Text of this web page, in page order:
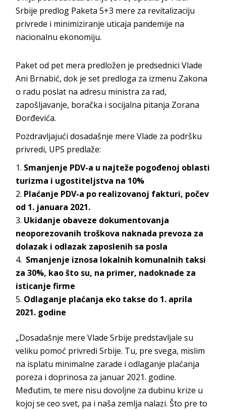
Srbije predlog Paketa 5+3 mere za revitalizaciju
privrede i minimiziranje uticaja pandemije na
nacionalnu ekonomiju.
Paket od pet mera predložen je predsednici Vlade
Ani Brnabić, dok je set predloga za izmenu Zakona
o radu poslat na adresu ministra za rad,
zapošljavanje, boračka i socijalna pitanja Zorana
Đorđevića.
Pozdravljajući dosadašnje mere Vlade za podršku
privredi, UPS predlaže:
Smanjenje PDV-a u najteže pogođenoj oblasti
turizma i ugostiteljstva na 10%
Plaćanje PDV-a po realizovanoj fakturi, počev
od 1. januara 2021.
Ukidanje obaveze dokumentovanja
neoporezovanih troškova naknada prevoza za
dolazak i odlazak zaposlenih sa posla
Smanjenje iznosa lokalnih komunalnih taksi
za 30%, kao što su, na primer, nadoknade za
isticanje firme
Odlaganje plaćanja eko takse do 1. aprila
2021. godine
„Dosadašnje mere Vlade Srbije predstavljale su
veliku pomoć privredi Srbije. Tu, pre svega, mislim
na isplatu minimalne zarade i odlaganje plaćanja
poreza i doprinosa za januar 2021. godine.
Međutim, te mere nisu dovoljne za dubinu krize u
kojoj se ceo svet, pa i naša zemlja nalazi. Što pre to